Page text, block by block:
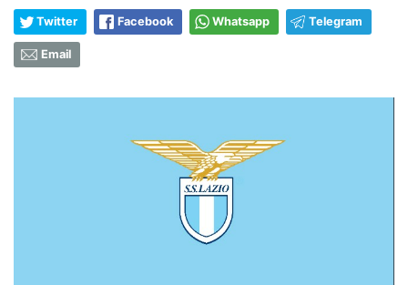
Twitter Facebook Whatsapp Telegram
Email